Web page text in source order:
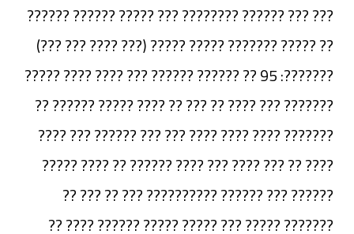
??? ??? ?????? ???????? ??? ????? ?????? ??????
?? ????? ??????? ????? ????? (??? ???? ??? ???)
???????: 95 ?? ?????? ?????? ??? ???? ???? ?????
??????? ??? ???? ?? ??? ?? ???? ????? ?????? ??
??????? ???? ???? ???? ??? ??? ?????? ??? ????
???? ?? ??? ???? ??? ???? ?????? ?? ???? ?????
?????? ??? ?????? ?????????? ??? ?? ??? ??
??????? ????? ??? ????? ????? ?????? ???? ??